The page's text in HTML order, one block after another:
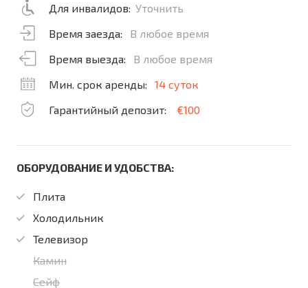
Для инвалидов: Уточнить
Время заезда:
В любое время
Время выезда:
В любое время
Мин. срок аренды:
14 суток
Гарантийный депозит:
€100
ОБОРУДОВАНИЕ И УДОБСТВА:
Плита
Холодильник
Телевизор
Камин
Сейф